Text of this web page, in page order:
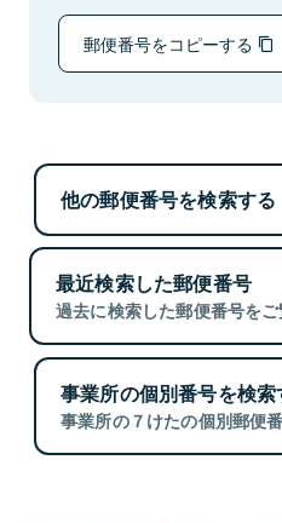
郵便番号をコピーする
他の郵便番号を検索する
最近検索した郵便番号
過去に検索した郵便番号をご
事業所の個別番号を検索
事業所の７けたの個別郵便